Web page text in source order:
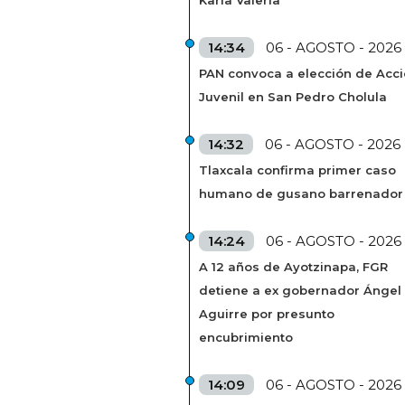
14:34 06 - AGOSTO - 2026
PAN convoca a elección de
Juvenil en San Pedro Cholula
14:32 06 - AGOSTO - 2026
Tlaxcala confirma primer caso
humano de gusano barrenador
14:24 06 - AGOSTO - 2026
A 12 años de Ayotzinapa, FGR
detiene a ex gobernador Ángel
Aguirre por presunto
encubrimiento
14:09 06 - AGOSTO - 2026